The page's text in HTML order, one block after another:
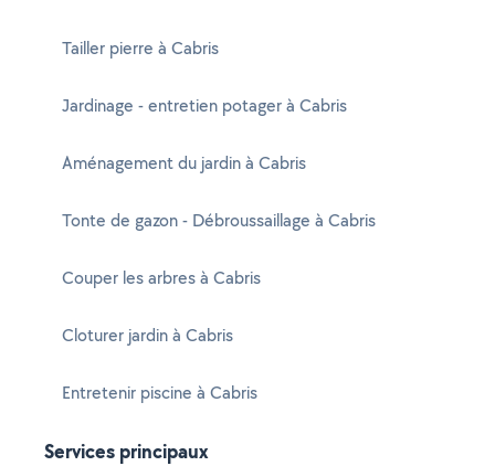
Tailler pierre à Cabris
Jardinage - entretien potager à Cabris
Aménagement du jardin à Cabris
Tonte de gazon - Débroussaillage à Cabris
Couper les arbres à Cabris
Cloturer jardin à Cabris
Entretenir piscine à Cabris
Services principaux